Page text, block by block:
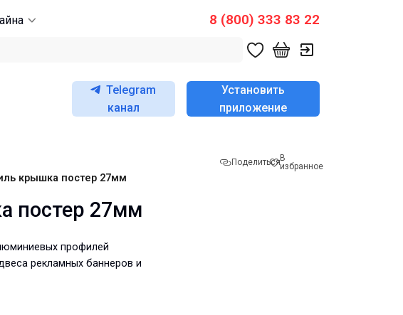
8 (800) 333 83 22
Telegram
канал
Установить
приложение
ПоделитьсяВ
избранное
крышка постер 27мм
постер 27мм
профилей
рекламных баннеров и